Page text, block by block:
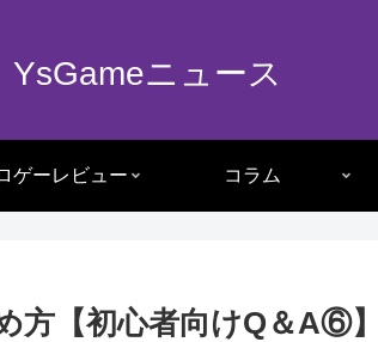
YsGameニュース
ゲーレビュー コラム
方【初心者向けQ＆A⑥】